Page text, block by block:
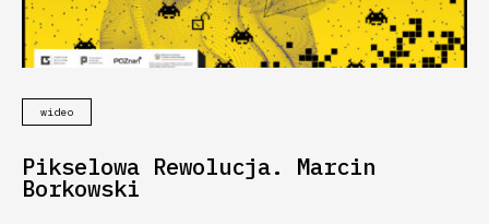
wideo
Pikselowa Rewolucja. Marcin
Borkowski